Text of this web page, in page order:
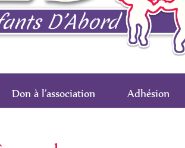
Don à l’association Adhésion